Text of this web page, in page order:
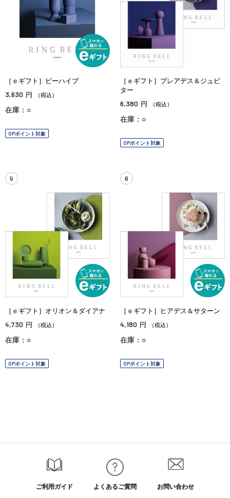
［ｅギフト］ビーハイブ
3,630 円 （税込）
在庫：○
OPポイント対象
［ｅギフト］プレアデス＆ジュピ
ター
6,380 円 （税込）
在庫：○
OPポイント対象
5
［ｅギフト］オリオン＆ダイアナ
4,730 円 （税込）
在庫：○
OPポイント対象
6
［ｅギフト］ヒアデス＆サターン
4,180 円 （税込）
在庫：○
OPポイント対象
ご利用ガイド よくあるご質問 お問い合わせ